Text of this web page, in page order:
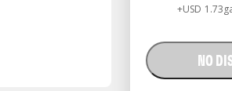
+USD 1 .73
NO